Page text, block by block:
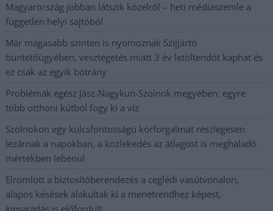
Magyarország jobban látszik közelről – heti médiaszemle a
független helyi sajtóból
Már magasabb szinten is nyomoznak Szijjártó
büntetőügyében, vesztegetés miatt 3 év letöltendőt kaphat és
ez csak az egyik botrány
Problémák egész Jász-Nagykun-Szolnok megyében: egyre
több otthoni kútból fogy ki a víz
Szolnokon egy kulcsfontosságú körforgalmat részlegesen
lezárnak a napokban, a közlekedés az átlagost is meghaladó
mértékben lebénul
Elromlott a biztosítóberendezés a ceglédi vasútvonalon,
alapos késések alakultak ki a menetrendhez képest,